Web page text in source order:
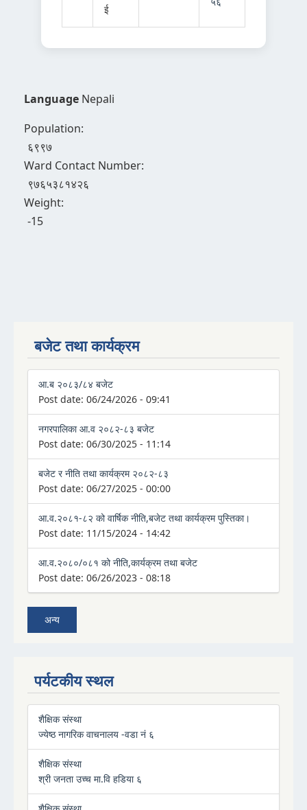
ई
Language Nepali
Population:
६९९७
Ward Contact Number:
९७६५३८१४२६
Weight:
-15
बजेट तथा कार्यक्रम
आ.ब २०८३/८४ बजेट
Post date: 06/24/2026 - 09:41
नगरपालिका आ.व २०८२-८३ बजेट
Post date: 06/30/2025 - 11:14
बजेट र नीति तथा कार्यक्रम २०८२-८३
Post date: 06/27/2025 - 00:00
आ.व.२०८१-८२ को वार्षिक नीति,बजेट तथा कार्यक्रम पुस्तिका।
Post date: 11/15/2024 - 14:42
आ.व.२०८०/०८१ को नीति,कार्यक्रम तथा बजेट
Post date: 06/26/2023 - 08:18
अन्य
पर्यटकीय स्थल
शैक्षिक संस्था
ज्येष्ठ नागरिक वाचनालय -वडा नं ६
शैक्षिक संस्था
श्री जनता उच्च मा.वि हडिया ६